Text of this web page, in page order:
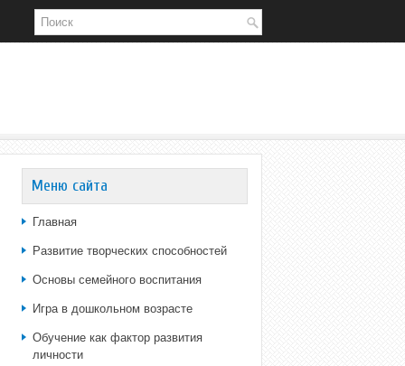
Меню сайта
Главная
Развитие творческих способностей
Основы семейного воспитания
Игра в дошкольном возрасте
Обучение как фактор развития
личности